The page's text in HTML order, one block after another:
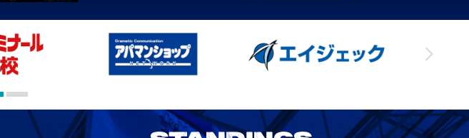
神戸 3
東京Ｖ 1
川崎Ｆ 1 1
0